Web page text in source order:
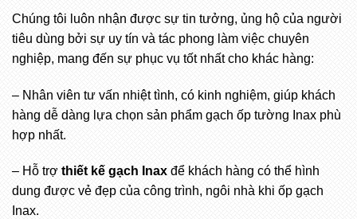
Chúng tôi luôn nhận được sự tin tưởng, ủng hộ của người
tiêu dùng bởi sự uy tín và tác phong làm việc chuyên
nghiệp, mang đến sự phục vụ tốt nhất cho khác hàng:
– Nhân viên tư vấn nhiệt tình, có kinh nghiệm, giúp khách
hàng dễ dàng lựa chọn sản phẩm gạch ốp tường Inax phù
hợp nhất.
– Hỗ trợ thiết kế gạch Inax để khách hàng có thể hình
dung được vẻ đẹp của công trình, ngôi nhà khi ốp gạch
Inax.